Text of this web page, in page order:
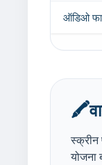
ऑडिओ
🖍️
स्क्रीन
योजना